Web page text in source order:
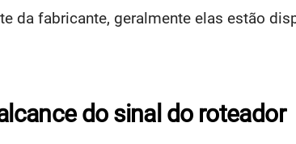
da fabricante, geralmente elas estão
do sinal do roteador